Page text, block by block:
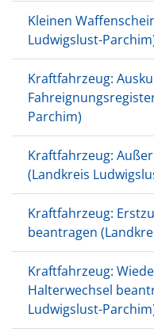
Kleinen
Ludwigslust-
Kraftfahrzeug:
Parchim)
Kraftfahrzeug:
(Landkreis
Kraftfahrzeug:
beantragen
Kraftfahrzeug:
Halterwechsel
Ludwigslust-